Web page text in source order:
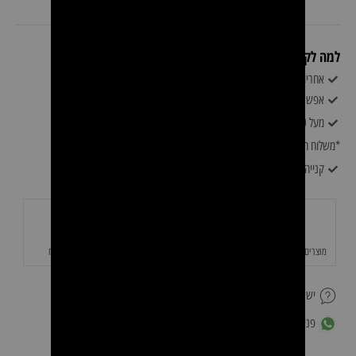
למה לקוחות קונים אצלינו?
אחריות: 1 שנות אחריות ע״י יבואן רשמי
אפשרות לעד 6 תשלומים ללא ריבית
מעל 500 משלוח חינם
*משלוח חינם לא כולל רהיטים* המחיר נקבע על ידי צוות 0528060094
קנייה מאובטחת ושירות לקוחות מעולה
מוצרים איכותיים באחריות תשלום מאובטח
יש לך שאלה על המוצר?
פנייה לשירות לקוחות ב-WhatsApp